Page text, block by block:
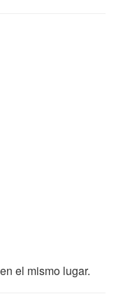
el mismo lugar.